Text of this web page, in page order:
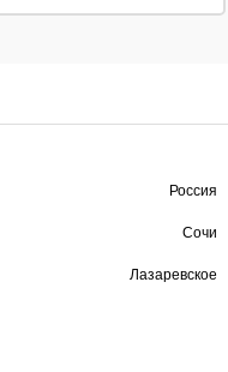
Россия
Сочи
Лазаревское